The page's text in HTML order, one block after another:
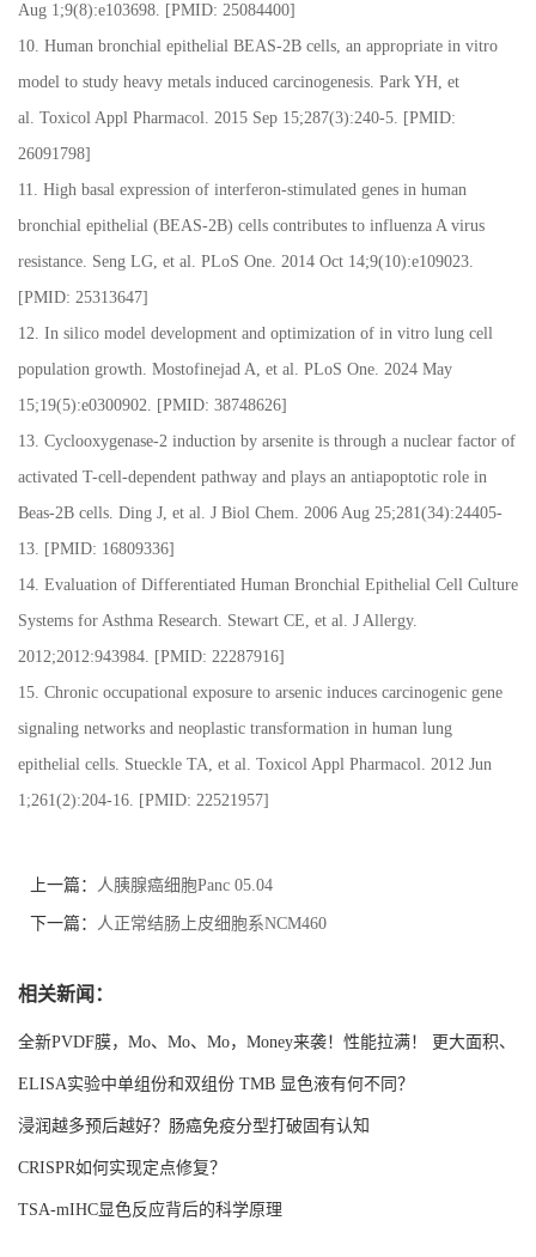
Aug 1;9(8):e103698. [PMID: 25084400]
10. Human bronchial epithelial BEAS-2B cells, an appropriate in vitro
model to study heavy metals induced carcinogenesis. Park YH, et
al. Toxicol Appl Pharmacol. 2015 Sep 15;287(3):240-5. [PMID:
26091798]
11. High basal expression of interferon-stimulated genes in human
bronchial epithelial (BEAS-2B) cells contributes to influenza A virus
resistance. Seng LG, et al. PLoS One. 2014 Oct 14;9(10):e109023.
[PMID: 25313647]
12. In silico model development and optimization of in vitro lung cell
population growth. Mostofinejad A, et al. PLoS One. 2024 May
15;19(5):e0300902. [PMID: 38748626]
13. Cyclooxygenase-2 induction by arsenite is through a nuclear factor of
activated T-cell-dependent pathway and plays an antiapoptotic role in
Beas-2B cells. Ding J, et al. J Biol Chem. 2006 Aug 25;281(34):24405-
13. [PMID: 16809336]
14. Evaluation of Differentiated Human Bronchial Epithelial Cell Culture
Systems for Asthma Research. Stewart CE, et al. J Allergy.
2012;2012:943984. [PMID: 22287916]
15. Chronic occupational exposure to arsenic induces carcinogenic gene
signaling networks and neoplastic transformation in human lung
epithelial cells. Stueckle TA, et al. Toxicol Appl Pharmacol. 2012 Jun
1;261(2):204-16. [PMID: 22521957]
上一篇： 人胰腺癌细胞Panc 05.04
下一篇： 人正常结肠上皮细胞系NCM460
相关新闻：
全新PVDF膜，Mo、Mo、Mo，Money来袭！性能拉满！ 更大面积、
更强吸附！
ELISA实验中单组份和双组份 TMB 显色液有何不同？
浸润越多预后越好？肠癌免疫分型打破固有认知
CRISPR如何实现定点修复？
TSA-mIHC显色反应背后的科学原理